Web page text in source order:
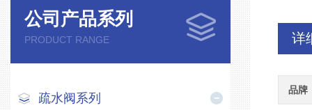
公司产品系列
PRODUCT RANGE
疏水阀系列
详
品牌